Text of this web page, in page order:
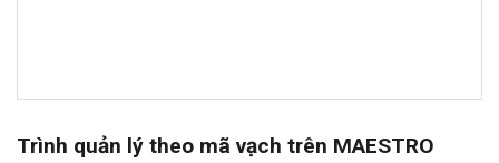
Trình quản lý theo mã vạch trên MAESTRO